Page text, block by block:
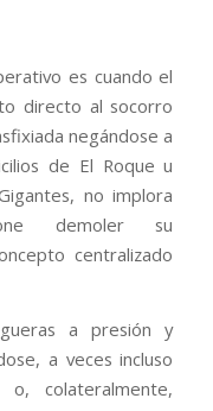
es cuando el
directo al socorro
negándose a
de El Roque u
no implora
demoler su
centralizado
a presión y
a veces incluso
colateralmente,